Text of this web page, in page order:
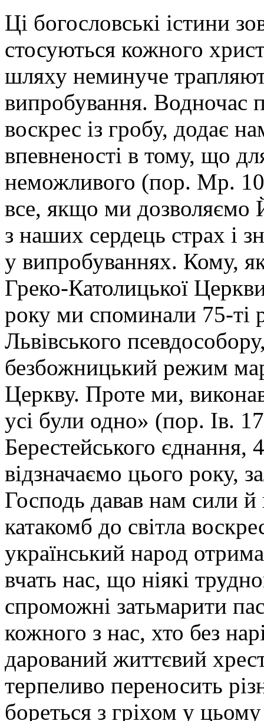
Ці богословські істини
стосуються кожного
шляху неминуче
випробування. Водночас
воскрес із гробу, додає
впевненості в тому, що
неможливого (пор. Мр.
все, якщо ми дозволяємо
з наших сердець страх і
у випробуваннях. Кому,
Греко-Католицької
року ми споминали 75-ті
Львівського
безбожницький режим
Церкву. Проте ми,
усі були одно» (пор. Ів.
Берестейського єднання,
відзначаємо цього року,
Господь давав нам сили й
катакомб до світла
український народ
вчать нас, що ніякі
спроможні затьмарити
кожного з нас, хто без
дарований життєвий
терпеливо переносить
бореться з гріхом у